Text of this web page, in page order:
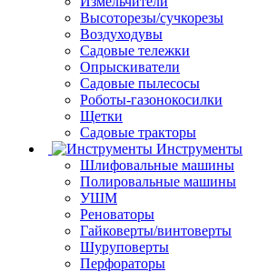
Высоторезы/сучкорезы
Воздуходувы
Садовые тележки
Опрыскиватели
Садовые пылесосы
Роботы-газонокосилки
Щетки
Садовые тракторы
Инструменты
Шлифовальные машины
Полировальные машины
УШМ
Реноваторы
Гайковерты/винтоверты
Шуруповерты
Перфораторы